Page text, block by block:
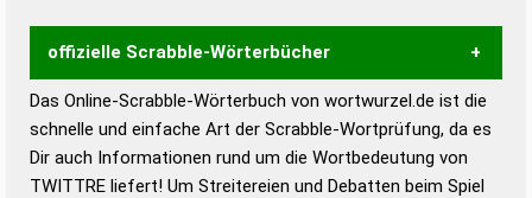
offizielle Scrabble-Wörterbücher
Wortwurzel liefert mit Hilfe eines semantischen
Wortanalyse-Algorithmus gute Anhaltspunkte zu
Wortbedeutung, Worttrennung und Wortform, um die
Das Online-Scrabble-Wörterbuch von wortwurzel.de ist die
schnelle und einfache Art der Scrabble-Wortprüfung, da es
Dir auch Informationen rund um die Wortbedeutung von
TWITTRE liefert! Um Streitereien und Debatten beim Spiel